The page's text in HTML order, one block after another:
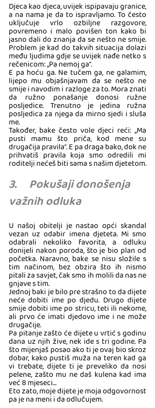
Djeca kao djeca, uvijek ispipavaju granice,
a na nama je da to ispravljamo. To često
uključuje vrlo ozbiljne razgovore,
povremeno i malo povišen ton kako bi
jasno dali do znanja da se nešto ne smije.
Problem je kad do takvih situacija dolazi
među ljudima gdje se uvijek nađe netko s
rečenicom: „Pa nemoj ga“.
E pa hoću ga. Ne tučem ga, ne galamim,
lijepo mu objašnjavam da se nešto ne
smije i navodim i razloge za to. Mora znati
da ružno ponašanje donosi ružne
posljedice. Trenutno je jedina ružna
posljedica za njega da mirno sjedi i sluša
me.
Također, bake često vole djeci reći: „Ma
pusti mamu što priča, kod mene su
drugačija pravila“. E pa draga bako, dok ne
prihvatiš pravila koja smo odredili mi
roditelji nećeš biti sama s našim djetetom.
3.     Pokušaji donošenja
važnih odluka
U našoj obitelji je nastao opći skandal
vezan uz odabir imena djeteta. Mi smo
odabrali nekoliko favorita, a odluku
donijeli nakon poroda, što je bio plan od
početka. Naravno, bake se nisu složile s
tim načinom, bez obzira što ih nismo
pitali za savjet, čak smo ih molili da nas ne
gnjave s tim.
Jednoj baki je bilo pre strašno to da dijete
neće dobiti ime po djedu. Drugo dijete
smije dobiti ime po stricu, teti ili nekome,
ali prvo će imati djedovo ime i ne može
drugačije.
Pa pitanje zašto će dijete u vrtić s godinu
dana uz njih žive, nek ide s tri godine. Pa
što mijenjaš posao ako ti je ovaj bio skroz
dobar, kako pustiš muža na teren kad ga
vi trebate, dijete ti je preveliko da nosi
pelene, zašto mu ne daš kulena kad ima
već 8 mjeseci…
Eto zato, moje dijete je moja odgovornost
pa je na meni i da odlučujem.